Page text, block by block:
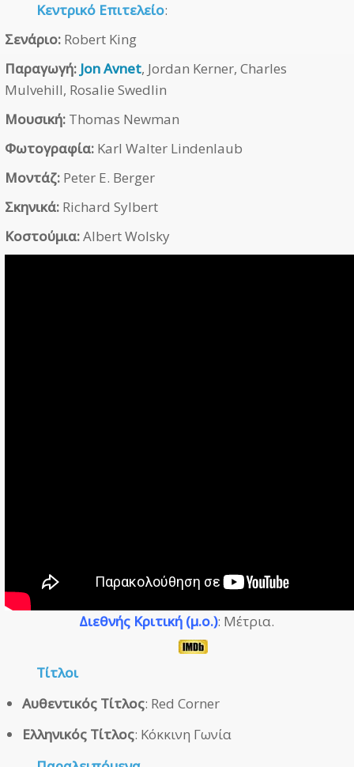
Κεντρικό Επιτελείο:
Σενάριο: Robert King
Παραγωγή: Jon Avnet, Jordan Kerner, Charles
Mulvehill, Rosalie Swedlin
Μουσική: Thomas Newman
Φωτογραφία: Karl Walter Lindenlaub
Μοντάζ: Peter E. Berger
Σκηνικά: Richard Sylbert
Κοστούμια:Albert Wolsky
Διεθνής Κριτική (μ.ο.): Μέτρια.
Τίτλοι
Αυθεντικός Τίτλος: Red Corner
Ελληνικός Τίτλος: Κόκκινη Γωνία